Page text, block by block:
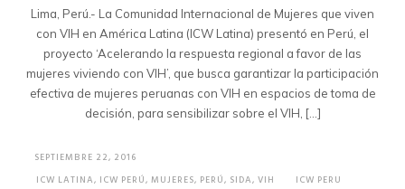
Lima, Perú.- La Comunidad Internacional de Mujeres que viven
con VIH en América Latina (ICW Latina) presentó en Perú, el
proyecto ‘Acelerando la respuesta regional a favor de las
mujeres viviendo con VIH’, que busca garantizar la participación
efectiva de mujeres peruanas con VIH en espacios de toma de
decisión, para sensibilizar sobre el VIH, […]
SEPTIEMBRE 22, 2016
ICW LATINA, ICW PERÚ, MUJERES, PERÚ, SIDA, VIH ICW PERU